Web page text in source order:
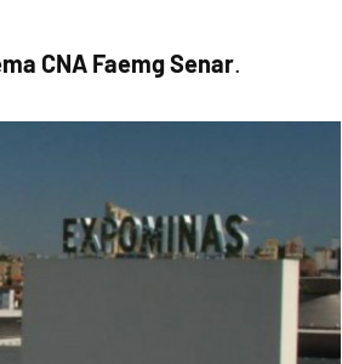
CNA Faemg Senar.